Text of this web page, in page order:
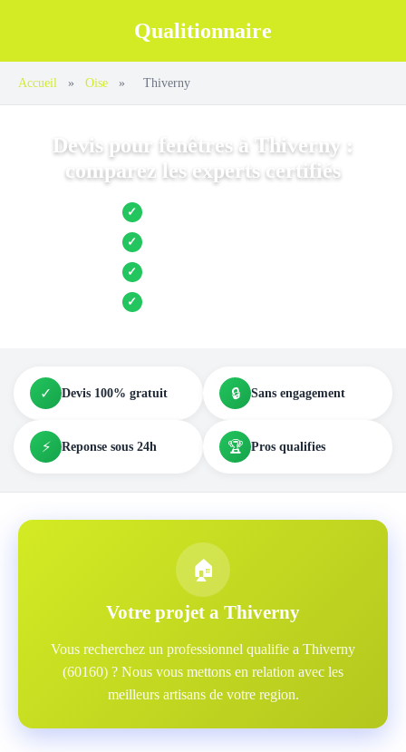
Qualitionnaire
Accueil » Oise » Thiverny
Devis pour fenêtres à Thiverny :
comparez les experts certifiés
✓ Jusqu’à 3 devis comparés
✓ Entreprises locales vérifiées
✓ Pose garantie
✓ Aides et primes incluses
✓ Devis 100% gratuit 🔒 Sans engagement
⚡ Reponse sous 24h 🏆 Pros qualifies
🏠
Votre projet a Thiverny
Vous recherchez un professionnel qualifie a Thiverny
(60160) ? Nous vous mettons en relation avec les
meilleurs artisans de votre region.